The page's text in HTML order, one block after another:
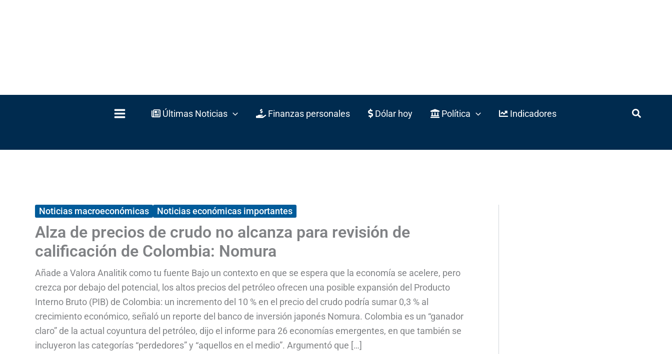
Últimas Noticias Finanzas personales Dólar hoy Política Indicadores
Noticias macroeconómicas Noticias económicas importantes
Alza de precios de crudo no alcanza para revisión de
calificación de Colombia: Nomura
Añade a Valora Analitik como tu fuente Bajo un contexto en que se espera que la economía se acelere, pero
crezca por debajo del potencial, los altos precios del petróleo ofrecen una posible expansión del Producto
Interno Bruto (PIB) de Colombia: un incremento del 10 % en el precio del crudo podría sumar 0,3 % al
crecimiento económico, señaló un reporte del banco de inversión japonés Nomura. Colombia es un “ganador
claro” de la actual coyuntura del petróleo, dijo el informe para 26 economías emergentes, en que también se
incluyeron las categorías “perdedores” y “aquellos en el medio”. Argumentó que […]